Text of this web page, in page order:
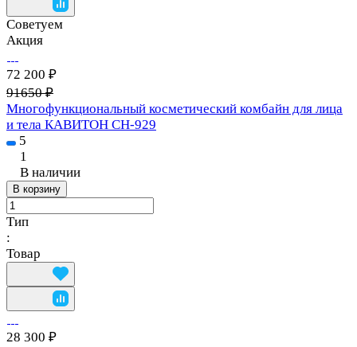
Советуем
Акция
72 200 ₽
91650 ₽
Многофункциональный косметический комбайн для лица
и тела КАВИТОН СН-929
5
1
В наличии
В корзину
Тип
:
Товар
28 300 ₽